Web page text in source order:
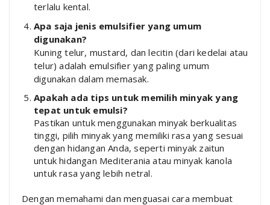
terlalu kental.
Apa saja jenis emulsifier yang umum
digunakan?
Kuning telur, mustard, dan lecitin (dari kedelai atau
telur) adalah emulsifier yang paling umum
digunakan dalam memasak.
Apakah ada tips untuk memilih minyak yang
tepat untuk emulsi?
Pastikan untuk menggunakan minyak berkualitas
tinggi, pilih minyak yang memiliki rasa yang sesuai
dengan hidangan Anda, seperti minyak zaitun
untuk hidangan Mediterania atau minyak kanola
untuk rasa yang lebih netral.
Dengan memahami dan menguasai cara membuat